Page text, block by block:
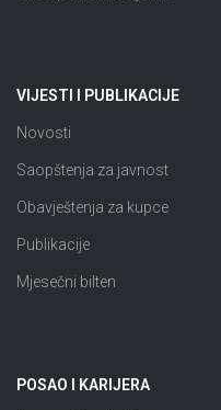
VIJESTI I PUBLIKACIJE
Novosti
Saopštenja za javnost
Obavještenja za kupce
Publikacije
Mjesečni bilten
POSAO I KARIJERA